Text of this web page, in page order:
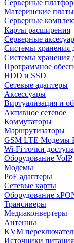
Серверные
Материнские платы
Серверные
Карты расширения
Серверные
Системы хранения
Системы хранения
Программное
HDD и SSD
Сетевые адаптеры
Аксессуары
Виртуализация и
Активное сетевое
Коммутаторы
Маршрутизаторы
GSM LTE Модемы
Wi-Fi точки доступа
Оборудование VoIP
Модемы
PoE адаптеры
Сетевые карты
Оборудование
Трансиверы
Медиаконвертеры
Антенны
KVM
Источники питания